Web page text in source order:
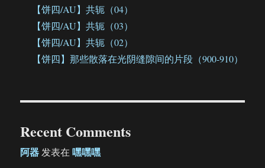
【饼四/AU】共轭（04）
【饼四/AU】共轭（03）
【饼四/AU】共轭（02）
【饼四】那些散落在光阴缝隙间的片段（900-910）
Recent Comments
阿器 发表在嘿嘿嘿